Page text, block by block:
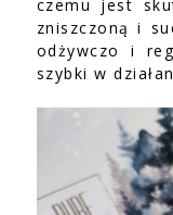
czemu jest
zniszczoną i
odżywczo i
szybki w